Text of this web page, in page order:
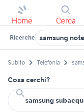
Home Cerca
Ricerche samsung
Subito Telefonia
Cosa cerchi?